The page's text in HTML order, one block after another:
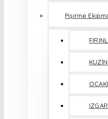
Pişirme